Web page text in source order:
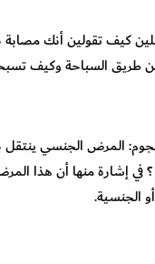
كيف تقولين أنك
طريق السباحة وكيف
المرض الجنسي
إشارة منها أن هذا المرض
الجنسية.